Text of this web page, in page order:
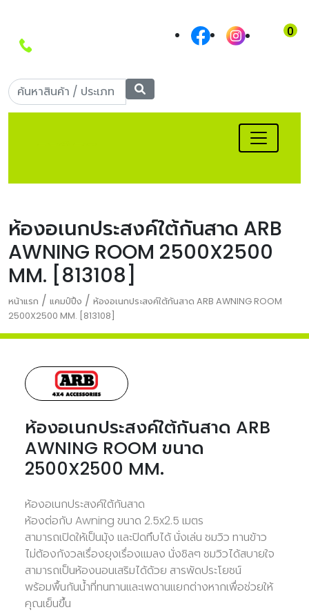
Call Center: 090-
0
ห้องอเนกประสงค์ใต้กันสาด ARB
AWNING ROOM 2500X2500
MM. [813108]
หน้าแรก / แคมป์ปิ้ง / ห้องอเนกประสงค์ใต้กันสาด ARB AWNING ROOM
2500X2500 MM. [813108]
ห้องอเนกประสงค์ใต้กันสาด ARB
AWNING ROOM ขนาด
2500X2500 MM.
ห้องอเนกประสงค์ใต้กันสาด
ห้องต่อกับ Awning ขนาด 2.5x2.5 เมตร
สามารถเปิดให้เป็นมุ้ง และปิดทึบได้ นั่งเล่น ชมวิว ทานข้าว
ไม่ต้องกังวลเรื่องยุงเรื่องแมลง นั่งชิลๆ ชมวิวได้สบายใจ
สามารถเป็นห้องนอนเสริมได้ด้วย สารพัดประโยชน์
พร้อมพื้นกันน้ำที่ทนทานและเพดานแยกต่างหากเพื่อช่วยให้
คุณเย็นขึ้น